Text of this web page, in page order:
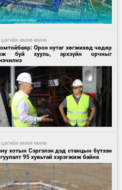
цагийн өмнө өмнө
Орон нутаг хөгжихөд чөдөр
буй хууль, эрхзүйн орчныг
цагийн өмнө өмнө
хотын Сэргэлэн дэд станцын бүтээн
95 хувьтай хэрэгжиж байна